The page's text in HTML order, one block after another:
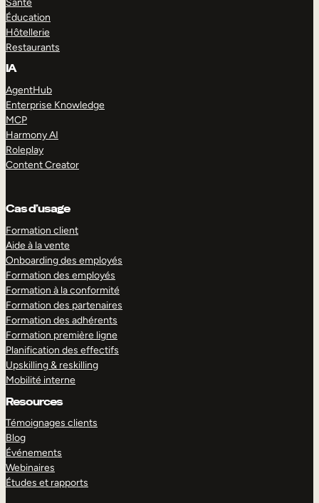
Éducation
Hôtellerie
Restaurants
IA
AgentHub
Enterprise Knowledge
MCP
Harmony AI
Roleplay
Content Creator
Cas d’usage
Formation client
Aide à la vente
Onboarding des employés
Formation des employés
Formation à la conformité
Formation des partenaires
Formation des adhérents
Formation première ligne
Planification des effectifs
Upskilling & reskilling
Mobilité interne
Resources
Témoignages clients
Blog
Événements
Webinaires
Études et rapports